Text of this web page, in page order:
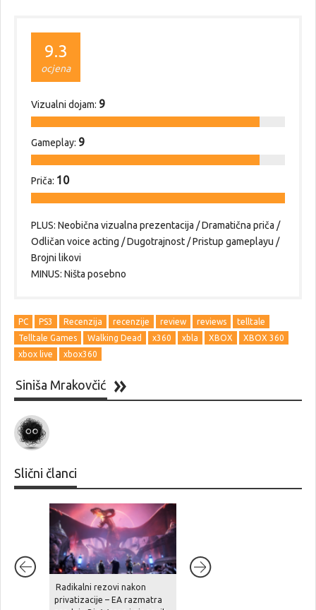
9.3
ocjena
Vizualni dojam: 9
Gameplay: 9
Priča: 10
PLUS: Neobična vizualna prezentacija / Dramatična priča /
Odličan voice acting / Dugotrajnost / Pristup gameplayu /
Brojni likovi
MINUS: Ništa posebno
PC PS3 Recenzija recenzije review reviews
telltale
Telltale Games
Walking Dead x360 xbla XBOX
XBOX 360
xbox live
xbox360
Siniša Mrakovčić
Slični članci
Radikalni rezovi nakon
privatizacije – EA razmatra